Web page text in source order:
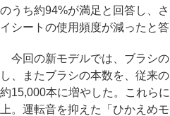
のうち約94%が満足と回答し、
イシートの使用頻度が減ったと答
今回の新モデルでは、ブラシ
し、またブラシの本数を、従来
約15,000本に増やした。これら
上。運転音を抑えた「ひかえめ